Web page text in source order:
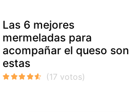
Las 6 mejores
mermeladas para
acompañar el queso son
estas